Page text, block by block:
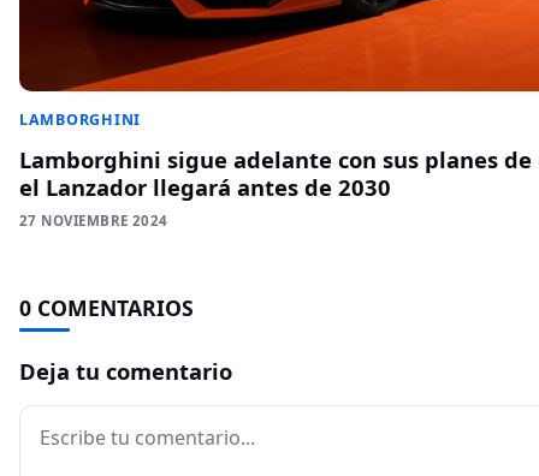
LAMBORGHINI
Lamborghini sigue adelante con sus planes
el Lanzador llegará antes de 2030
27 NOVIEMBRE 2024
0 COMENTARIOS
Deja tu comentario
Comentario